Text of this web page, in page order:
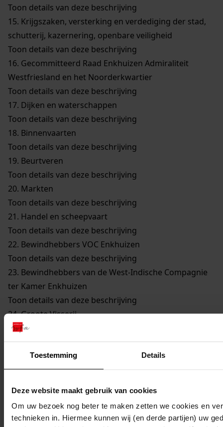
Toestemming Details
Deze website maakt gebruik van cookies
Om uw bezoek nog beter te maken zetten we cookies en
technieken in. Hiermee kunnen wij (en derde partijen) uw
Toon details van deze beschrijving
15. Krijgszaken, versterking en verdediging der stad,
schutterij, kazernering, openbare veiligheid
Toon details van deze beschrijving
16. Gecommitteerd Raad Enkhuizen Admiraliteit
Westfriesland en het Noorderkwartier
Toon details van deze beschrijving
17. Dijken en waterschappen
Toon details van deze beschrijving
18. Binnenvaarten
Toon details van deze beschrijving
19. Beurtveren
Toon details van deze beschrijving
20. Markten
Toon details van deze beschrijving
21. Handel en scheepvaart
Toon details van deze beschrijving
22. Bewindhebbers VOC Enkhuizen
Toon details van deze beschrijving
23. Bewindhebbers van de West-Indische Compagnie
ter Kamer Enkhuizen
Toon details van deze beschrijving
24.Groote Visserij
Toon details van deze beschrijving
25.Walvisvaarders
Toon details van deze beschrijving
26.Gilden en Neringen
Toon details van deze beschrijving